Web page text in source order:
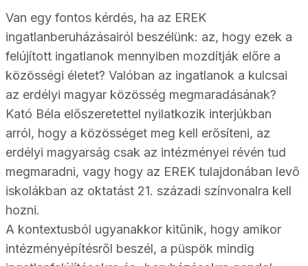
Van egy fontos kérdés, ha az EREK
ingatlanberuházásairól beszélünk: az, hogy ezek a
felújított ingatlanok mennyiben mozdítják előre a
közösségi életet? Valóban az ingatlanok a kulcsai
az erdélyi magyar közösség megmaradásának?
Kató Béla előszeretettel nyilatkozik interjúkban
arról, hogy a közösséget meg kell erősíteni, az
erdélyi magyarság csak az intézményei révén tud
megmaradni, vagy hogy az EREK tulajdonában levő
iskolákban az oktatást 21. századi színvonalra kell
hozni.
A kontextusból ugyanakkor kitűnik, hogy amikor
intézményépítésről beszél, a püspök mindig